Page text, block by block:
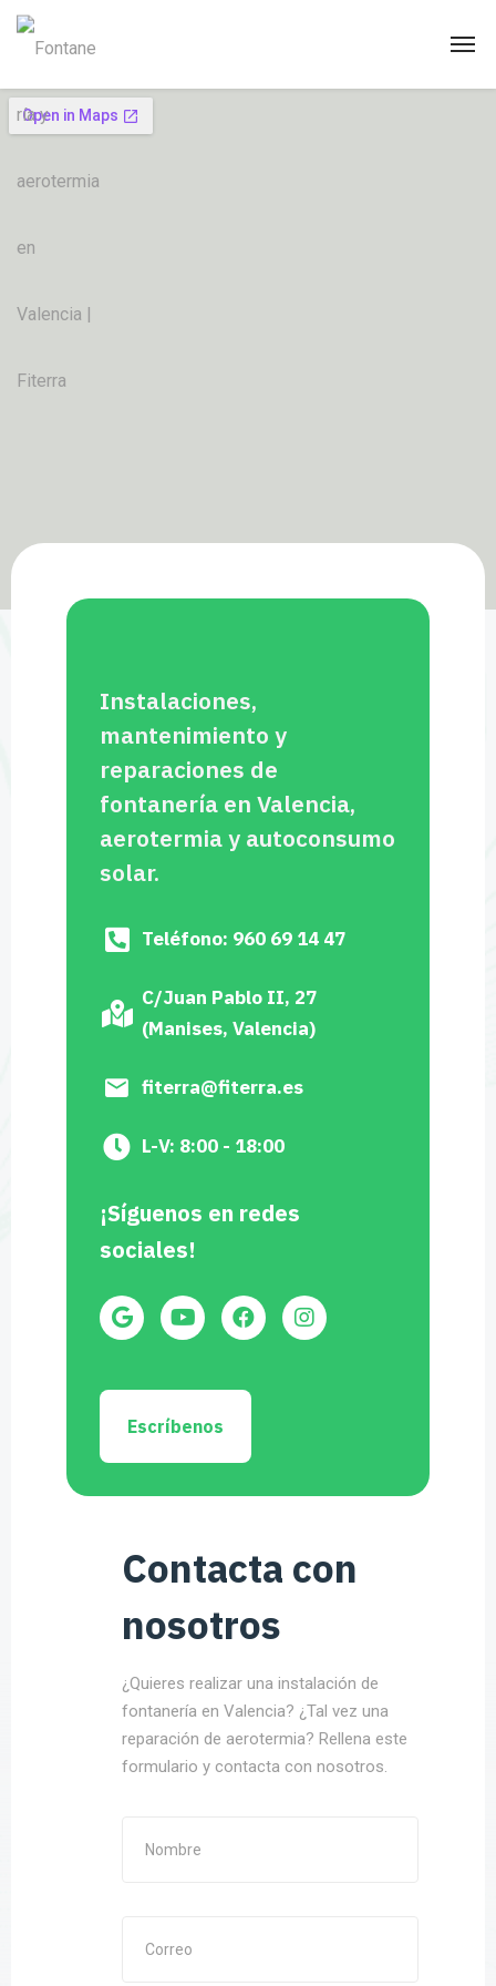
Instalaciones,
mantenimiento y
reparaciones de
fontanería en Valencia,
aerotermia y autoconsumo
solar.
Teléfono: 960 69 14 47
C/Juan Pablo II, 27
(Manises, Valencia)
fiterra@fiterra.es
L-V: 8:00 - 18:00
¡Síguenos en redes
sociales!
Escríbenos
Contacta con
nosotros
¿Quieres realizar una instalación de
fontanería en Valencia? ¿Tal vez una
reparación de aerotermia? Rellena este
formulario y contacta con nosotros.